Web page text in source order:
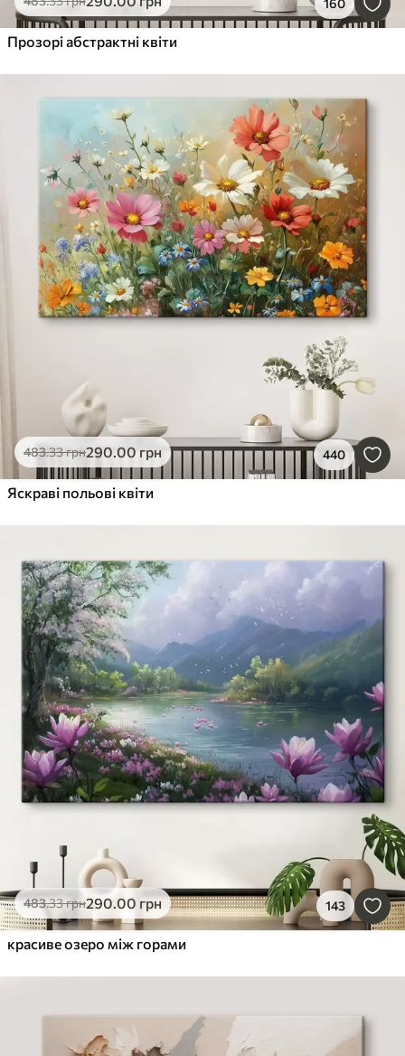
160
Прозорі абстрактні квіти
483.33грн290.00 грн 440
Яскраві польові квіти
483.33грн290.00 грн 143
красиве озеро між горами